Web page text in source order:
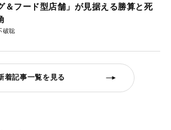
＆フード型店舗」が見据える勝算と死
破聡
着記事一覧を見る